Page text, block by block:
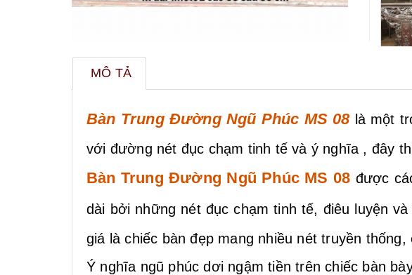
MÔ TẢ
Bàn Trung Đường Ngũ Phúc MS 08là một
với đường nét đục chạm tinh tế và ý nghĩa , đây
Bàn Trung Đường Ngũ Phúc MS 08 được
dài bởi những nét đục chạm tinh tế, điêu luyện và
giá là chiếc bàn đẹp mang nhiều nét truyền
Ý nghĩa ngũ phúc dơi ngậm tiền trên chiếc bàn